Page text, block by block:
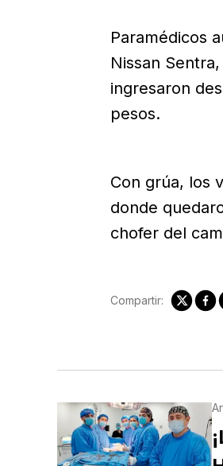
Paramédicos
Nissan
ingresaron
pesos.
Con grúa, los
donde
chofer del
Compartir: